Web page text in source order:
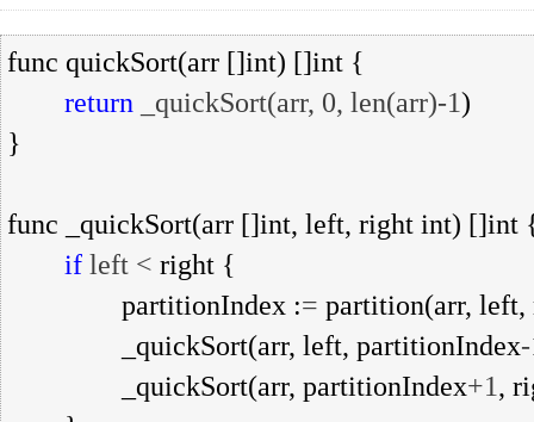
func quickSort(arr []int) []int {
return _quickSort(arr, 0, len(arr)-1)
}
func _quickSort(arr []int, left, right int) []int
if left < right {
                partitionIndex :
= partition(arr, left,
                _quickSort(arr, left, partitionIndex
                _quickSort(arr, partitionIndex
+1,